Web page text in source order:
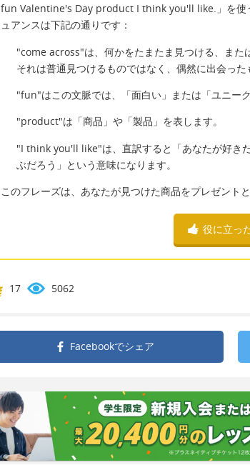
fun Valentine's Day product I think you'll like.」を使
ュアンスは下記の通りです：
"come across"は、何かをたまたま見つける、また
それは普通見つけるものではなく、偶然に出会った
"fun"はこの文脈では、「面白い」または「ユニー
"product"は「商品」や「製品」を表します。
"I think you'll like"は、直訳すると「あなたが好き
ぶだろう」という意味になります。
このフレーズは、あなたが見つけた商品をプレゼント
役に立っ
17 5062
Facebookでシェア